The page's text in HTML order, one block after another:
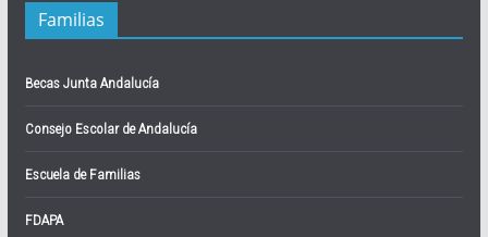
Familias
Becas Junta Andalucía
Consejo Escolar de Andalucía
Escuela de Familias
FDAPA